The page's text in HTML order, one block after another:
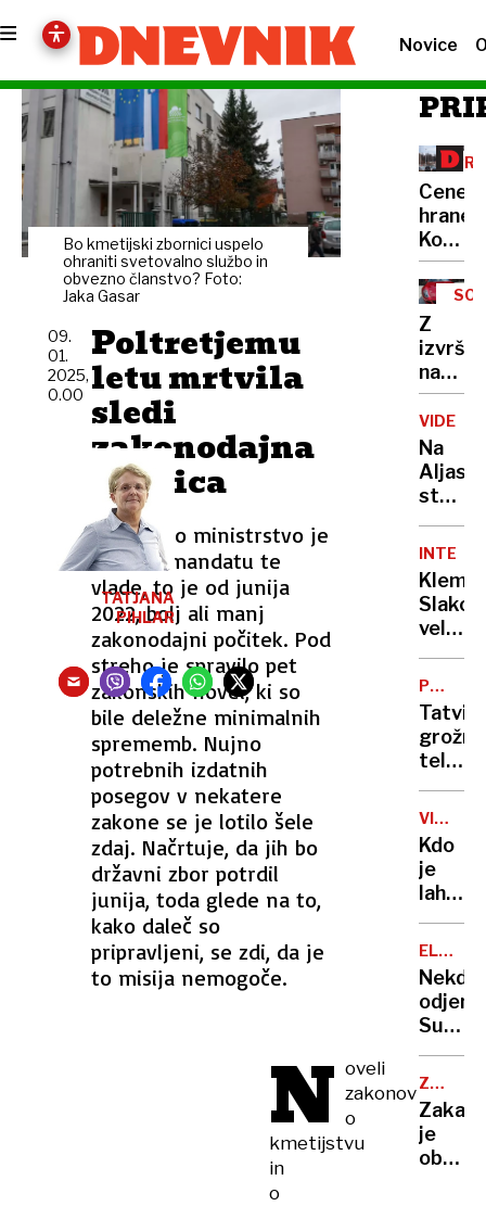
Novice
Bo kmetijski zbornici uspelo
ohraniti svetovalno službo in
obvezno članstvo? Foto:
Jaka Gasar
Poltretjemu
letu mrtvila
sledi
zakonodajna
mrzlica
Kmetijsko ministrstvo je
imelo v mandatu te
vlade, to je od junija
2022, bolj ali manj
zakonodajni počitek. Pod
streho je spravilo pet
zakonskih novel, ki so
bile deležne minimalnih
sprememb. Nujno
potrebnih izdatnih
posegov v nekatere
zakone se je lotilo šele
zdaj. Načrtuje, da jih bo
državni zbor potrdil
junija, toda glede na to,
kako daleč so
pripravljeni, se zdi, da je
to misija nemogoče.
09.
01.
2025,
0.00
TATJANA
PIHLAR
N oveli
zakonov
o
kmetijstvu
in
o
Cene
hrane:
Koliko
marže
Z
nad
Začelo
se je
z
VIDEO
Na
Aljaski
letalo.
veliki
favorit
za
zmago
na
Emi
ZAKONA
v
VISOKO
Kdo
je
lahko
s
tik
pred
BREZ
Zakaj
je
obisk